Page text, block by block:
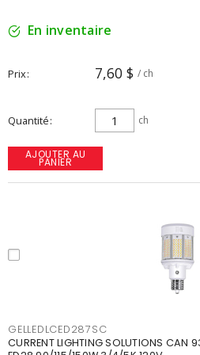
En inventaire
Prix 7,60 $ / ch
Quantité ch
AJOUTER AU
PANIER
GELLEDLCED287SC
CURRENT LIGHTING SOLUTIONS CAN